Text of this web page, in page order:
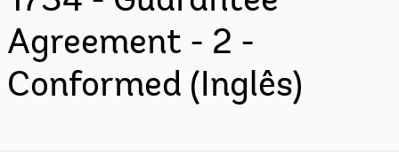
Agreement - 2 -
Conformed (Inglês)